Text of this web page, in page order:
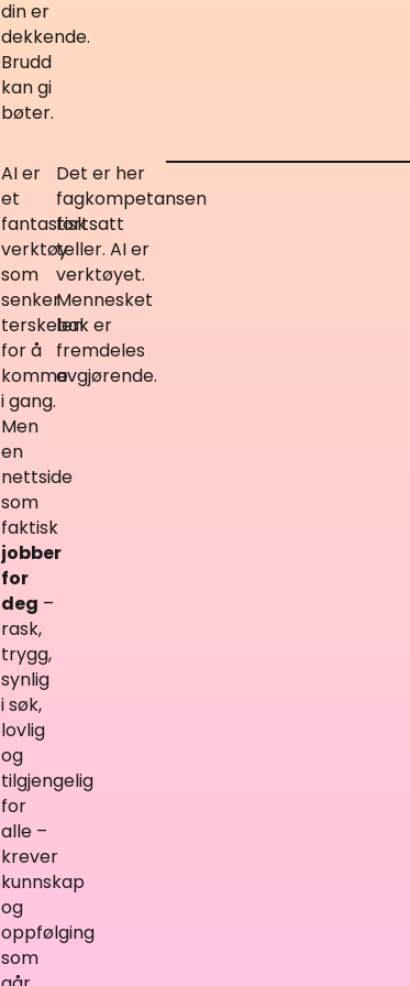
din er
dekkende.
Brudd
kan gi
bøter.
AI er
et
fantastisk
verktøy
som
senker
terskelen
for å
komme
i gang.
Men
en
nettside
som
faktisk
jobber
for
deg –
rask,
trygg,
synlig
i søk,
lovlig
og
tilgjengelig
for
alle –
krever
kunnskap
og
oppfølging
som
Det er her
fagkompetansen
fortsatt
teller. AI er
verktøyet.
Mennesket
bak er
fremdeles
avgjørende.